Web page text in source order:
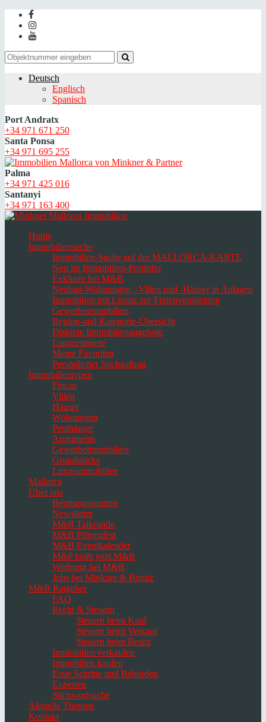
Deutsch
Englisch
Spanisch
Port Andratx
+34 971 671 250
Santa Ponsa
+34 971 695 255
Palma
+34 971 425 016
Santanyi
+34 971 163 400
Home
Immobiliensuche
Immobilien-Suche auf der MALLORCA-KARTE
Neu im Immobilien-Portfolio
Exklusiv bei M&B
Neubau-Wohnungen, -Villen und -Häuser in Anlagen
Immobilien mit Lizenz zur Ferienvermietung
Gewerbeimmobilien
Region-und Kategorie-Übersicht
Diskrete Immobilienangebote
Langzeitmiete
Meine Favoriten
Persönlicher Suchauftrag
Immobilientypen
Fincas
Villen
Häuser
Wohnungen
Penthäuser
Apartments
Gewerbeimmobilien
Grundstücke
Luxusimmobilien
Mallorca
Über uns
Beratungszentren
Newsletter
M&B Talkrunde
M&B Pfingstfest
M&B Eventkalender
M&P heißt jetzt M&B
Werbung bei M&B
Jobs bei Minkner & Bonitz
M&B Ratgeber
FAQ
Recht & Steuern
Steuern beim Kauf
Steuern beim Verkauf
Steuern beim Besitz
Immobilien verkaufen
Immobilien kaufen
Erste Schritte und Behörden
Experten
Stichwortsuche
Aktuelle Themen
Kontakt